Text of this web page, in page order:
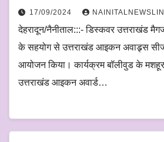
17/09/2024
देहरादून/नैनीताल:::- डिस्कवर उत्तराखंड
के सहयोग से उत्तराखंड आइकन अवाड्र्स
आयोजन किया। कार्यक्रम बॉलीवुड के
उत्तराखंड आइकन अवार्ड…